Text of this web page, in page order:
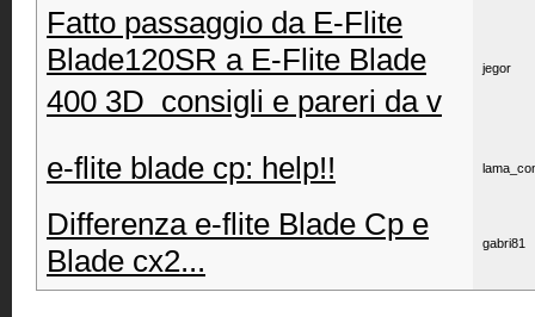
Fatto passaggio da E-Flite
Blade120SR a E-Flite Blade
400 3D  consigli e pareri da v
jegor
e-flite blade cp: help!!
Differenza e-flite Blade Cp e
Blade cx2...
gabri81